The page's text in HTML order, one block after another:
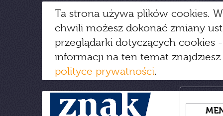
Ta strona używa plików cookies.
chwili możesz dokonać zmiany
przeglądarki dotyczących cookies
informacji na ten temat
polityce prywatności.